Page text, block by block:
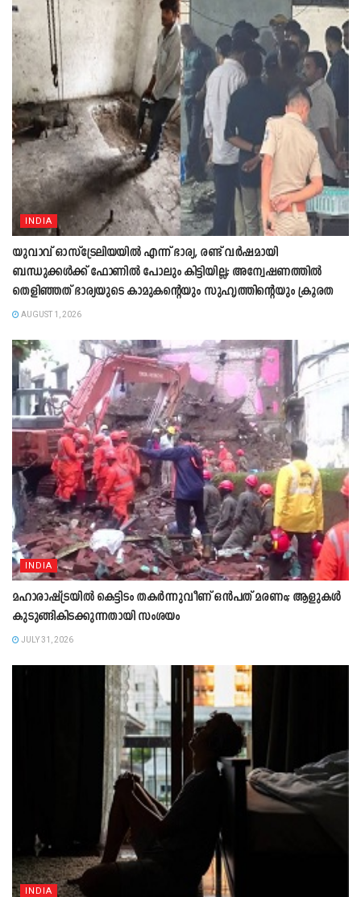
INDIA
യുവാവ് ഓസ്ട്രേലിയയിൽ എന്ന് ഭാര്യ, രണ്ട് വർഷമായി
ബന്ധുക്കൾക്ക് ഫോണിൽ പോലും കിട്ടിയില്ല; അന്വേഷണത്തിൽ
തെളിഞ്ഞത് ഭാര്യയുടെ കാമുകന്‍റെയും സുഹൃത്തിന്‍റെയും ക്രൂരത
AUGUST 1, 2026
INDIA
മഹാരാഷ്ട്രയിൽ കെട്ടിടം തകർന്നുവീണ് ഒൻപത് മരണം; ആളുകൾ
കുടുങ്ങികിടക്കുന്നതായി സംശയം
JULY 31, 2026
INDIA